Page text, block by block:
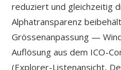
reduziert und gleichzeitig
Alphatransparenz
Grössenanpassung —
Auflösung aus dem ICO-
(Explorer-Listenansicht,